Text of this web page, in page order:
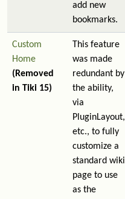
add new
bookmarks.
Custom
Home
(Removed
in Tiki 15)
This feature
was made
redundant by
the ability,
via
PluginLayout,
etc., to fully
customize a
standard wiki
page to use
as the